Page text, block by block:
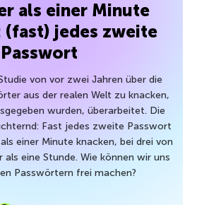
als einer Minute
(fast) jedes zweite
Passwort
von vor zwei Jahren über die
aus der realen Welt zu knacken,
wurden, überarbeitet. Die
Fast jedes zweite Passwort
einer Minute knacken, bei drei von
eine Stunde. Wie können wir uns
Passwörtern frei machen?